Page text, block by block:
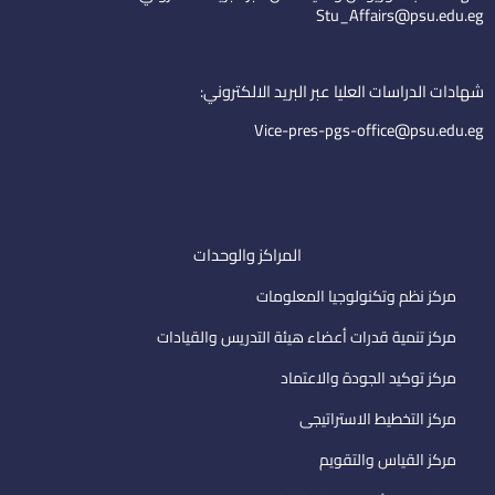
e
i
l
b
d Stu_Affairs@psu.edu.eg
شهادات الدراسات العليا عبر البريد الالكتروني:
Vice-pres-pgs-office@psu.edu.eg
المراكز والوحدات
مركز نظم وتكنولوجيا المعلومات
مركز تنمية قدرات أعضاء هيئة التدريس والقيادات
مركز توكيد الجودة والاعتماد
مركز التخطيط الاستراتيجى
مركز القياس والتقويم